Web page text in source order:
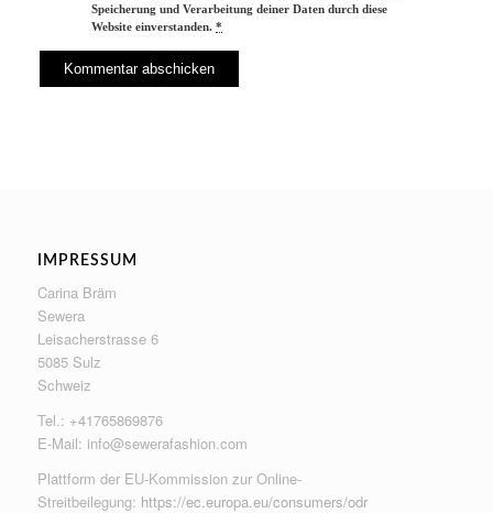
Speicherung und Verarbeitung deiner Daten durch diese
Website einverstanden.*
IMPRESSUM
Carina Bräm
Sewera
Leisacherstrasse 6
5085 Sulz
Schweiz
Tel.: +41765869876
E-Mail: info@sewerafashion.com
Plattform der EU-Kommission zur Online-
Streitbeilegung: https://ec.europa.eu/consumers/odr